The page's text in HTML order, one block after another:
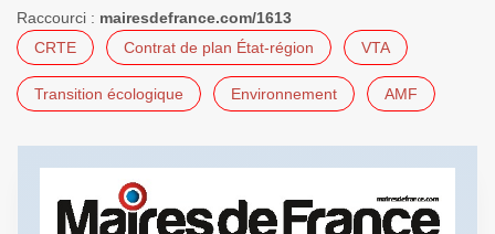
Raccourci : mairesdefrance.com/1613
CRTE
Contrat de plan État-région VTA
Transition écologique Environnement AMF